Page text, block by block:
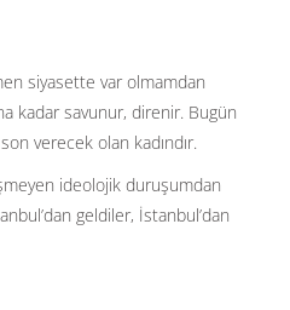
siyasette var olmamdan
kadar savunur, direnir. Bugün
verecek olan kadındır.
ideolojik duruşumdan
geldiler, İstanbul’dan